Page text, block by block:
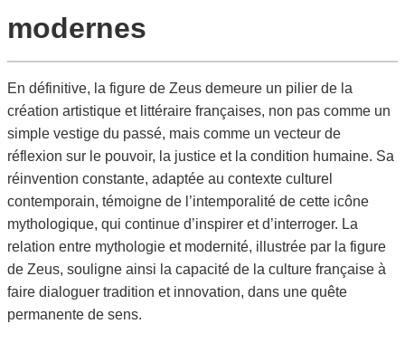
modernes
En définitive, la figure de Zeus demeure un pilier de la
création artistique et littéraire françaises, non pas comme un
simple vestige du passé, mais comme un vecteur de
réflexion sur le pouvoir, la justice et la condition humaine. Sa
réinvention constante, adaptée au contexte culturel
contemporain, témoigne de l’intemporalité de cette icône
mythologique, qui continue d’inspirer et d’interroger. La
relation entre mythologie et modernité, illustrée par la figure
de Zeus, souligne ainsi la capacité de la culture française à
faire dialoguer tradition et innovation, dans une quête
permanente de sens.